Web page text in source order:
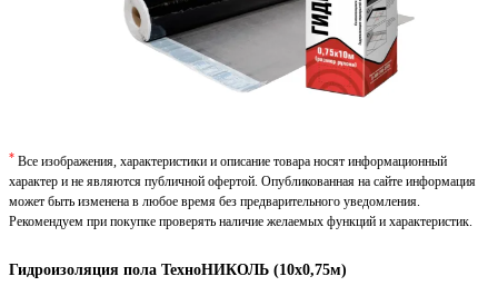
Гидроизоляция пола ТехноНИКОЛЬ (10х0,75м)
* Все изображения, характеристики и описание товара носят информационный
характер и не являются публичной офертой. Опубликованная на сайте информация
может быть изменена в любое время без предварительного уведомления.
Рекомендуем при покупке проверять наличие желаемых функций и характеристик.